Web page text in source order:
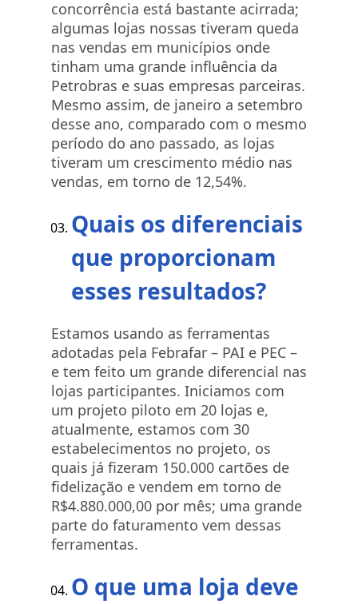
concorrência está bastante acirrada;
algumas lojas nossas tiveram queda
nas vendas em municípios onde
tinham uma grande influência da
Petrobras e suas empresas parceiras.
Mesmo assim, de janeiro a setembro
desse ano, comparado com o mesmo
período do ano passado, as lojas
tiveram um crescimento médio nas
vendas, em torno de 12,54%.
Quais os diferenciais
que proporcionam
esses resultados?
Estamos usando as ferramentas
adotadas pela Febrafar – PAI e PEC –
e tem feito um grande diferencial nas
lojas participantes. Iniciamos com
um projeto piloto em 20 lojas e,
atualmente, estamos com 30
estabelecimentos no projeto, os
quais já fizeram 150.000 cartões de
fidelização e vendem em torno de
R$4.880.000,00 por mês; uma grande
parte do faturamento vem dessas
ferramentas.
O que uma loja deve